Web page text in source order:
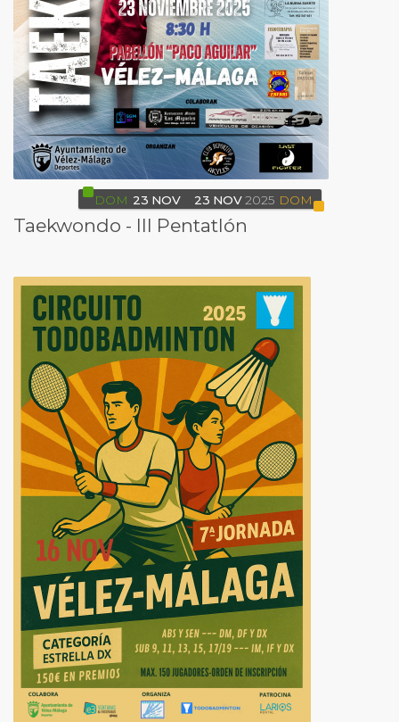
DOM 23 NOV 23 NOV 2025 DOM
Taekwondo - III Pentatlón